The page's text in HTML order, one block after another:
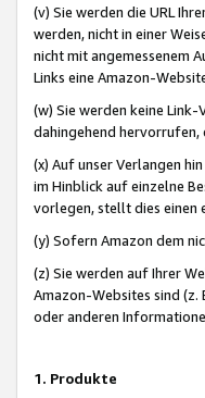
(v) Sie werden die URL
werden, nicht in einer
nicht mit angemessenem
Links eine Amazon-
(w) Sie werden keine
dahingehend hervorrufen,
(x) Auf unser Verlangen
im Hinblick auf einzelne
vorlegen, stellt dies einen
(y) Sofern Amazon dem
(z) Sie werden auf Ihrer
Amazon-Websites sind (z.
oder anderen
1. Produkte